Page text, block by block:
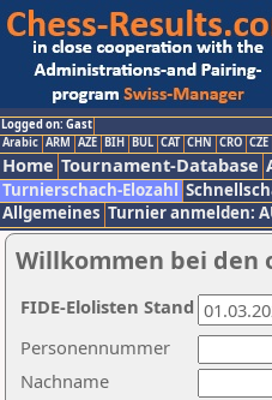
Logged on: Gast
Arabic ARM AZE BIH BUL CAT CHN CRO CZE
Home Tournament-Database
Turnierschach-Elozahl
Allgemeines Turnier anmelden:
Willkommen bei den
Nachname
Personennummer
FIDE-Elolisten Stand